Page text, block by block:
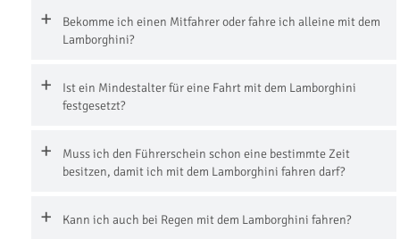
Bekomme ich einen Mitfahrer oder fahre ich alleine mit dem
Lamborghini?
Ist ein Mindestalter für eine Fahrt mit dem Lamborghini
festgesetzt?
Muss ich den Führerschein schon eine bestimmte Zeit
besitzen, damit ich mit dem Lamborghini fahren darf?
Kann ich auch bei Regen mit dem Lamborghini fahren?